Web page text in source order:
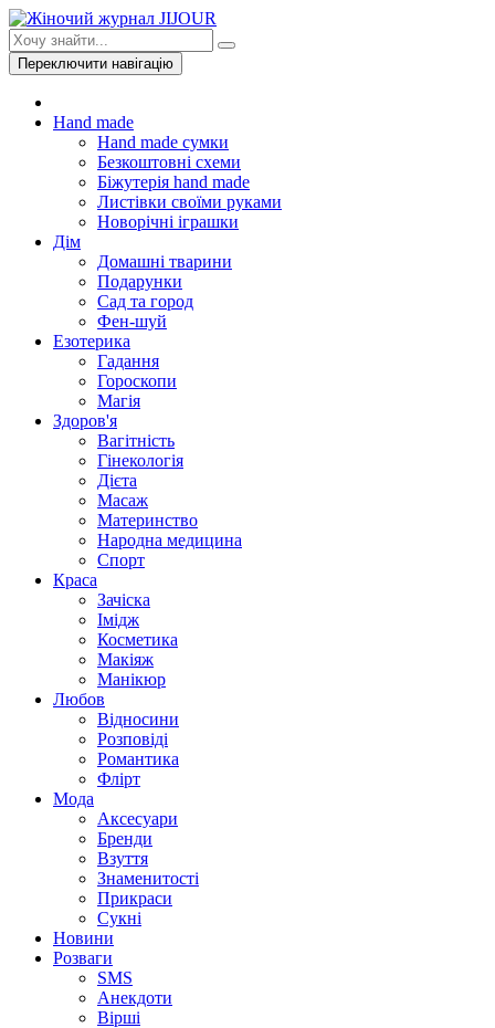
Переключити навігацію
Hand made
Hand made сумки
Безкоштовні схеми
Біжутерія hand made
Листівки своїми руками
Новорічні іграшки
Дім
Домашні тварини
Подарунки
Сад та город
Фен-шуй
Езотерика
Гадання
Гороскопи
Магія
Здоров'я
Вагітність
Гінекологія
Дієта
Масаж
Материнство
Народна медицина
Спорт
Краса
Зачіска
Імідж
Косметика
Макіяж
Манікюр
Любов
Відносини
Розповіді
Романтика
Флірт
Мода
Аксесуари
Бренди
Взуття
Знаменитості
Прикраси
Сукні
Новини
Розваги
SMS
Анекдоти
Вірші